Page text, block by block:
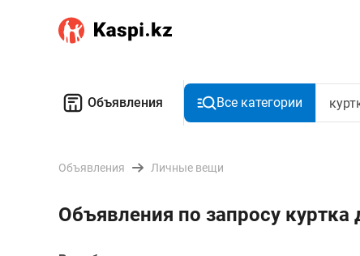
Объявления Все категории
Объявления Личные вещи
Объявления по запросу куртка